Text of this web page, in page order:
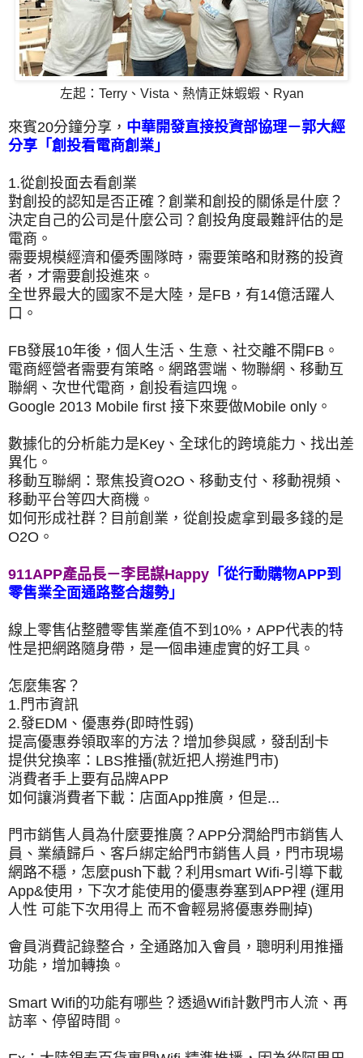
左起：Terry、Vista、熱情正妹蝦蝦、Ryan
來賓20分鐘分享， 中華開發直接投資部協理－郭大經
分享「創投看電商創業」
1.從創投面去看創業
對創投的認知是否正確？創業和創投的關係是什麼？
決定自己的公司是什麼公司？創投角度最難評估的是
電商。
需要規模經濟和優秀團隊時，需要策略和財務的投資
者，才需要創投進來。
全世界最大的國家不是大陸，是FB，有14億活躍人
口。
FB發展10年後，個人生活、生意、社交離不開FB。
電商經營者需要有策略。網路雲端、物聯網、移動互
聯網、次世代電商，創投看這四塊。
Google 2013 Mobile first 接下來要做Mobile only。
數據化的分析能力是Key、全球化的跨境能力、找出差
異化。
移動互聯網：聚焦投資O2O、移動支付、移動視頻、
移動平台等四大商機。
如何形成社群？ 目前創業，從創投處拿到最多錢的是
O2O。
911APP產品長－李昆謀Happy 「從行動購物APP到
零售業全面通路整合趨勢」
線上零售佔整體零售業產值不到10%，APP代表的特
性是把網路隨身帶，是一個串連虛實的好工具。
怎麼集客？
1.門市資訊
2.發EDM、優惠券(即時性弱)
提高優惠券領取率的方法？增加參與感，發刮刮卡
提供兌換率：LBS推播(就近把人撈進門市)
消費者手上要有品牌APP
如何讓消費者下載：店面App推廣，但是...
門市銷售人員為什麼要推廣？APP分潤給門市銷售人
員、業績歸戶、客戶綁定給門市銷售人員，門市現場
網路不穩，怎麼push下載？利用smart Wifi-引導下載
App&使用，下次才能使用的優惠券塞到APP裡 (運用
人性 可能下次用得上 而不會輕易將優惠券刪掉)
會員消費記錄整合，全通路加入會員，聰明利用推播
功能，增加轉換。
Smart Wifi的功能有哪些？透過Wifi計數門市人流、再
訪率、停留時間。